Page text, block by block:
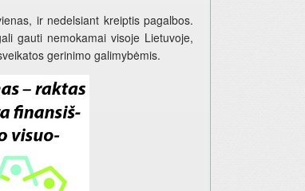
ir nedelsiant kreiptis pagalbos.
gauti nemokamai visoje Lietuvoje,
gerinimo galimybėmis.